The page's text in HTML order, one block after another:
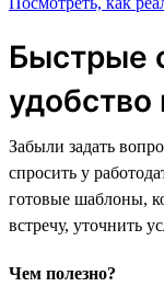
Быстрые
удобство
Забыли задать
спросить у
готовые шаблоны,
встречу, уточнить
Чем полезно?